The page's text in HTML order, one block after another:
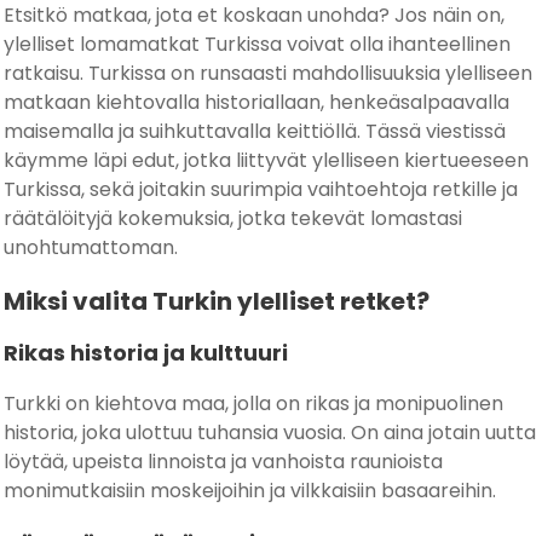
Etsitkö matkaa, jota et koskaan unohda? Jos näin on,
ylelliset lomamatkat Turkissa voivat olla ihanteellinen
ratkaisu. Turkissa on runsaasti mahdollisuuksia ylelliseen
matkaan kiehtovalla historiallaan, henkeäsalpaavalla
maisemalla ja suihkuttavalla keittiöllä. Tässä viestissä
käymme läpi edut, jotka liittyvät ylelliseen kiertueeseen
Turkissa, sekä joitakin suurimpia vaihtoehtoja retkille ja
räätälöityjä kokemuksia, jotka tekevät lomastasi
unohtumattoman.
Miksi valita Turkin ylelliset retket?
Rikas historia ja kulttuuri
Turkki on kiehtova maa, jolla on rikas ja monipuolinen
historia, joka ulottuu tuhansia vuosia. On aina jotain uutta
löytää, upeista linnoista ja vanhoista raunioista
monimutkaisiin moskeijoihin ja vilkkaisiin basaareihin.